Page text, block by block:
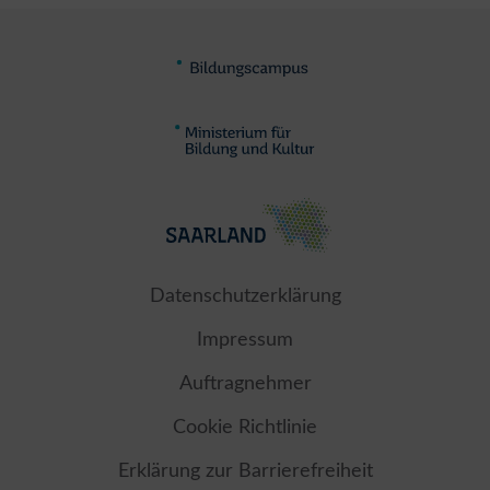
Datenschutzerklärung
Impressum
Auftragnehmer
Cookie Richtlinie
Erklärung zur Barrierefreiheit